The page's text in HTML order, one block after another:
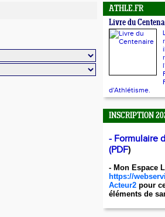
ATHLE.FR
Livre du
d'Athlétisme.
INSCRIPTION
- Formulaire
(PDF)
- Mon Espace
https://
Acteur2 pour
éléments de